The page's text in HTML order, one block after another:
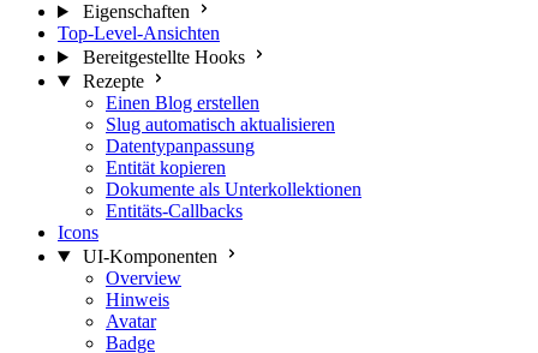
Eigenschaften
Top-Level-Ansichten
Bereitgestellte Hooks
Rezepte
Einen Blog erstellen
Slug automatisch aktualisieren
Datentypanpassung
Entität kopieren
Dokumente als Unterkollektionen
Entitäts-Callbacks
Icons
UI-Komponenten
Overview
Hinweis
Avatar
Badge